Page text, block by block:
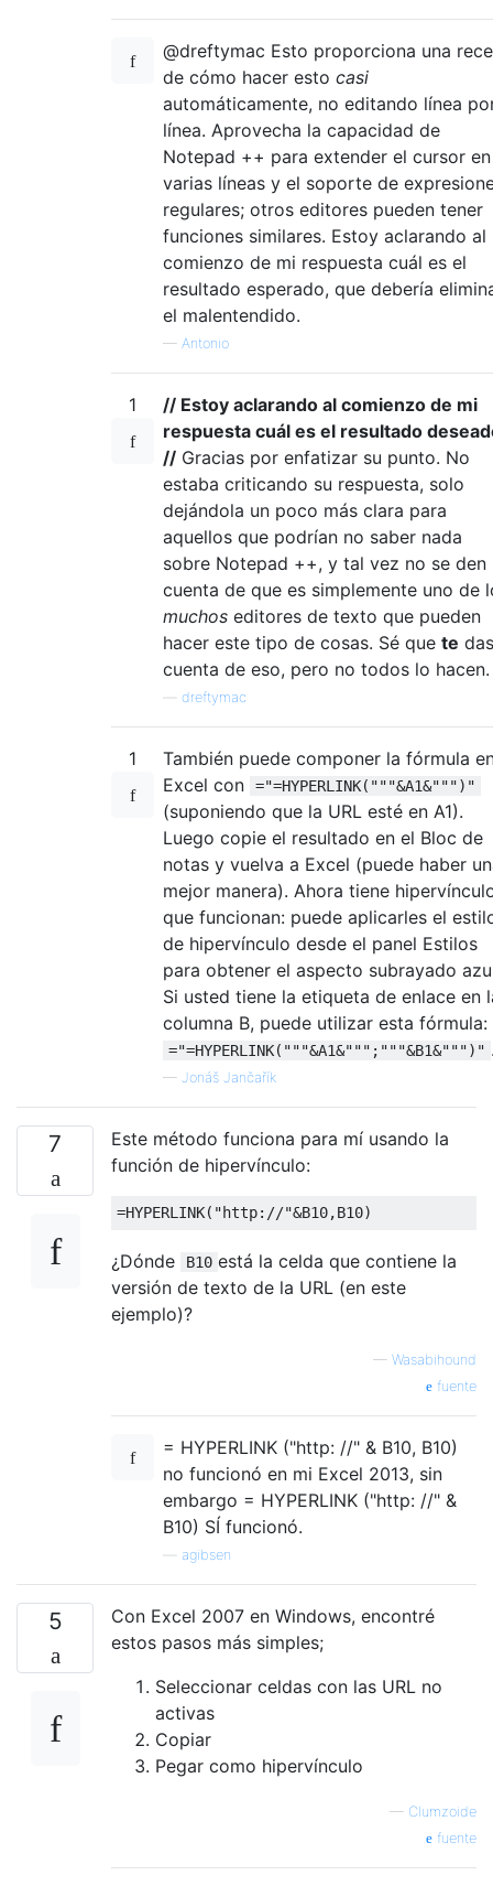
@dreftymac Esto proporciona una
de cómo hacer esto casi
automáticamente, no editando línea
línea. Aprovecha la capacidad de
Notepad ++ para extender el cursor en
varias líneas y el soporte de
regulares; otros editores pueden tener
funciones similares. Estoy aclarando al
comienzo de mi respuesta cuál es el
resultado esperado, que debería
el malentendido.
— Antonio
1
// Estoy aclarando al comienzo de mi
respuesta cuál es el resultado
// Gracias por enfatizar su punto. No
estaba criticando su respuesta, solo
dejándola un poco más clara para
aquellos que podrían no saber nada
sobre Notepad ++, y tal vez no se den
cuenta de que es simplemente uno de
muchos editores de texto que pueden
hacer este tipo de cosas. Sé que te das
cuenta de eso, pero no todos lo hacen.
dreftymac
1
También puede componer la fórmula
Excel con
="=HYPERLINK("""&A1&""")"
(suponiendo que la URL esté en A1).
Luego copie el resultado en el Bloc de
notas y vuelva a Excel (puede haber
mejor manera). Ahora tiene
que funcionan: puede aplicarles el
de hipervínculo desde el panel Estilos
para obtener el aspecto subrayado
Si usted tiene la etiqueta de enlace en
columna B, puede utilizar esta fórmula:
="=HYPERLINK("""&A1&""";"""&B1&""")"
— Jonáš Jančařík
7
Este método funciona para mí usando la
función de hipervínculo:
¿Dónde B10 está la celda que contiene la
versión de texto de la URL (en este
ejemplo)?
— Wasabihound
fuente
= HYPERLINK ("http: //" & B10, B10)
no funcionó en mi Excel 2013, sin
embargo = HYPERLINK ("http: //" &
B10) SÍ funcionó.
agibsen
5
Con Excel 2007 en Windows, encontré
estos pasos más simples;
Seleccionar celdas con las URL no
activas
Copiar
Pegar como hipervínculo
— Clumzoide
fuente